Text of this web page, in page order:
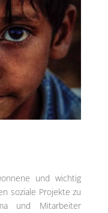
und wichtig
soziale Projekte zu
und Mitarbeiter